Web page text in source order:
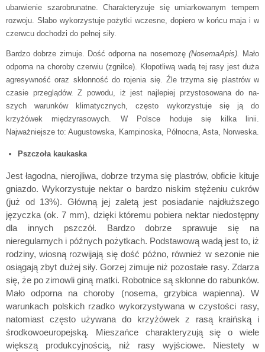
ubarwienie szarobrunatne. Charakteryzuje się umiarkowanym tempem
rozwoju. Słabo wykorzystuje pożytki wczesne, dopiero w końcu maja i w
czerwcu dochodzi do pełnej siły.
Bardzo dobrze zimuje. Dość odporna na nosemozę (NosemaApis). Mało
odporna na choroby czerwiu (zgnilce). Kłopotliwą wadą tej rasy jest duża
agresywność oraz skłonność do rojenia się. Źle trzyma się plastrów w
czasie przeglądów. Z powodu, iż jest najlepiej przystosowana do na­
szych warunków klimatycznych, często wykorzystuje się ją do
krzyżówek międzyrasowych. W Polsce hoduje się kilka linii.
Najważniejsze to: Augustowska, Kampinoska, Północna, Asta, Norweska.
Pszczoła kaukaska
Jest łagodna, nierojliwa, dobrze trzyma się plastrów, obficie kituje
gniazdo. Wykorzystuje nektar o bardzo niskim stężeniu cukrów
(już od 13%). Główną jej zaletą jest posiadanie najdłuższego
języczka (ok. 7 mm), dzięki któremu pobiera nektar niedostępny
dla innych pszczół. Bardzo dobrze sprawuje się na
nieregularnych i późnych pożytkach. Podstawową wadą jest to, iż
rodziny, wiosną rozwijają się dość późno, również w sezonie nie
osiągają zbyt dużej siły. Gorzej zimuje niż pozostałe rasy. Zdarza
się, że po zimowli giną matki. Robotnice są skłonne do rabunków.
Mało odporna na choroby (nosema, grzybica wapienna). W
warunkach polskich rzadko wykorzystywana w czystości rasy,
natomiast często używana do krzyżówek z rasą kraińską i
środkowoeuropejską. Mieszańce charakteryzują się o wiele
większą produkcyjnością, niż rasy wyjściowe. Niestety w